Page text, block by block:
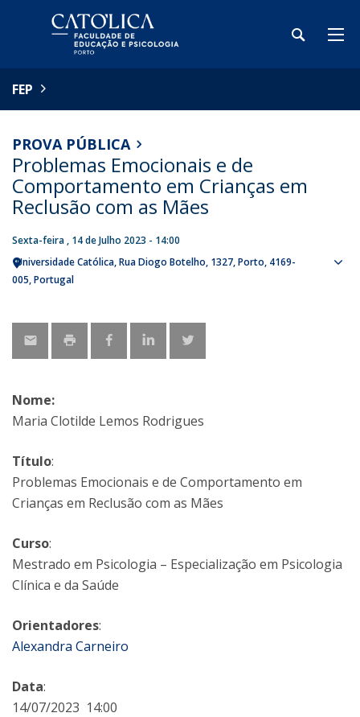
FEP
PROVA PÚBLICA
Problemas Emocionais e de
Comportamento em Crianças em
Reclusão com as Mães
Sexta-feira , 14 de Julho 2023 - 14:00
Universidade Católica Rua Diogo Botelho, 1327 Porto 4169-
005 Portugal
Nome:
Maria Clotilde Lemos Rodrigues
Título:
Problemas Emocionais e de Comportamento em
Crianças em Reclusão com as Mães
Curso:
Mestrado em Psicologia – Especialização em Psicologia
Clínica e da Saúde
Orientadores:
Alexandra Carneiro
Data:
14/07/2023 14:00